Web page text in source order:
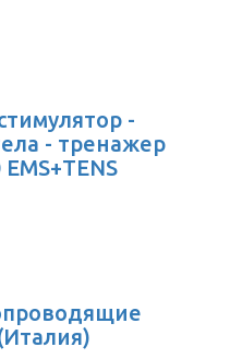
-
- тренажер